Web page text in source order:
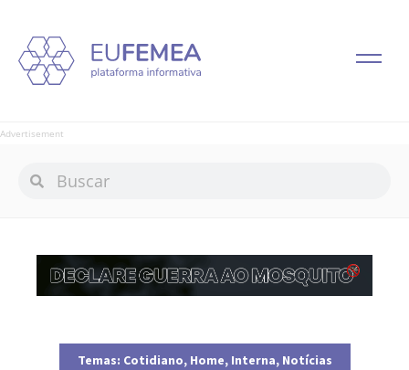
Advertisement
Temas: Cotidiano, Home, Interna, Notícias